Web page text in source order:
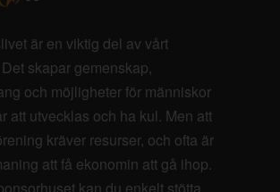
är en viktig del av vårt
skapar gemenskap,
och möjligheter för människor
att utvecklas och ha kul. Men att
kräver resurser, och ofta är
att få ekonomin att gå ihop.